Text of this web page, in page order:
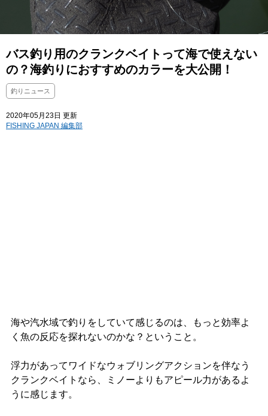
バス釣り用のクランクベイトって海で使えない
の？海釣りにおすすめのカラーを大公開！
釣りニュース
2020年05月23日 更新
FISHING JAPAN 編集部
海や汽水域で釣りをしていて感じるのは、もっと効率よ
く魚の反応を探れないのかな？ということ。
浮力があってワイドなウォブリングアクションを伴なう
クランクベイトなら、ミノーよりもアピール力があるよ
うに感じます。